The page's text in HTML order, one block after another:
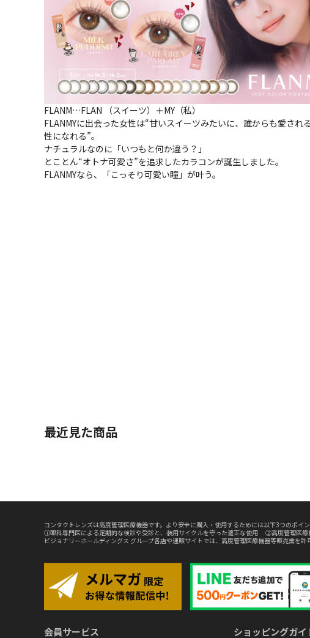
FLANM…FLAN （スイーツ）＋MY（私）
FLANMYに出会った女性は“甘いスイーツみたいに、誰からも愛され
性になれる”。
ナチュラルなのに「いつもと何か違う？」
とことん“オトナ可愛さ”を追求したカラコンが誕生しました。
FLANMYなら、「こっそり可愛い瞳」が叶う。
最近見た商品
コンタクトレンズは高度管理医療機器です。より安全に購入・使用するためには以下3つのポイン
①眼科専門医による定期的な検診や受診と、装用サイクルを守った適正な使用 ②高度管理医
ビジョナリーホールディングス グループ各店や通販サイトでは、高度管理医療機器等販売業を
会員サービス ショッピングガイ